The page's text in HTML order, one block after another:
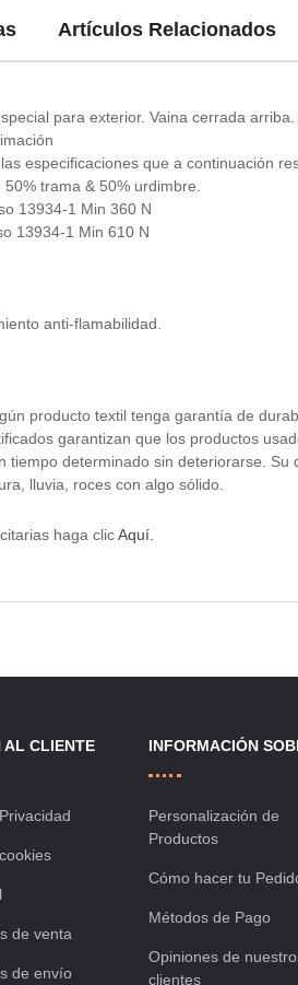
Artículos Relacionados
para exterior. Vaina cerrada
especificaciones que a continuación
trama & 50% urdimbre.
13934-1 Min 360 N
13934-1 Min 610 N
anti-flamabilidad.
producto textil tenga garantía de
garantizan que los productos
determinado sin deteriorarse.
lluvia, roces con algo sólido.
haga clicAquí.
AL CLIENTE
de venta
de envío
INFORMACIÓN
Personalización de
Productos
Cómo hacer tu
Métodos de Pago
Opiniones de
clientes